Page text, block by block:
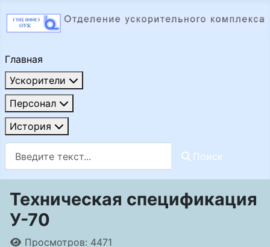
Главная
Ускорители
Персонал
История
Поиск
Техническая спецификация
У-70
Информация о материале
Просмотров: 4471